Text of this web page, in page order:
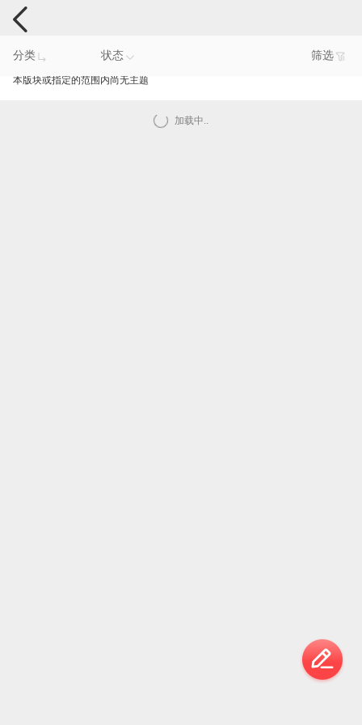
手机反馈
分类 状态 筛选
本版块或指定的范围内尚无主题
加载中..